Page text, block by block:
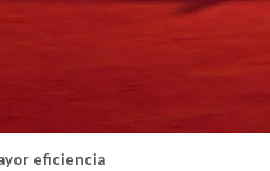
eficiencia